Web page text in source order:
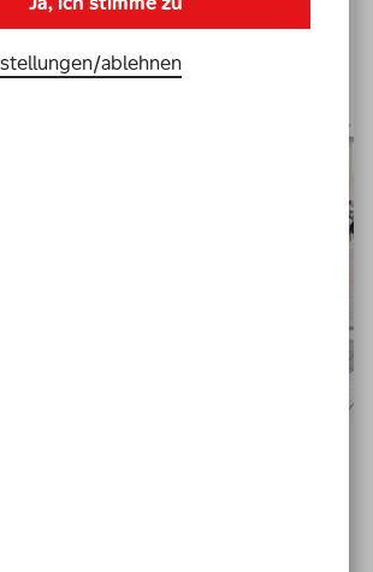
von
Zusammenhalt
­ablehnen